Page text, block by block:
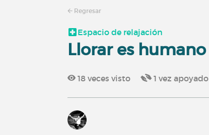
Regresar
Espacio de relajación
Llorar es humano
18 veces visto 1 vez apoyado